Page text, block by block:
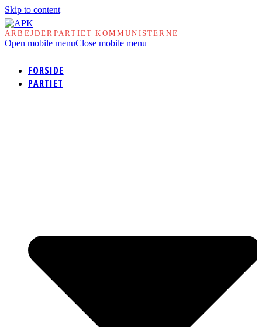
Skip to content
ARBEJDERPARTIET KOMMUNISTERNE
Open mobile menuClose mobile menu
FORSIDE
PARTIET